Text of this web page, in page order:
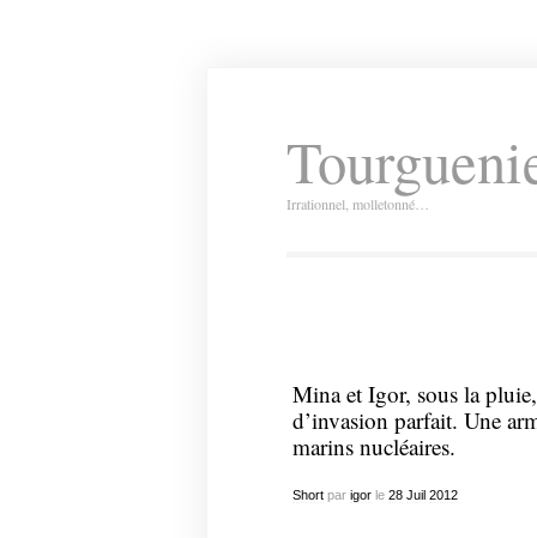
Irrationnel, molletonné…
Mina et Igor, sous la
d’invasion parfait. Une
marins nucléaires.
Shortpar igorle 28 Juil 2012